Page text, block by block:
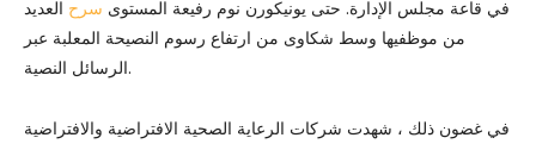
في قاعة مجلس الإدارة. حتى يونيكورن نوم رفيعة المستوى سرح العديد
من موظفيها وسط شكاوى من ارتفاع رسوم النصيحة المعلبة عبر
الرسائل النصية.
في غضون ذلك ، شهدت شركات الرعاية الصحية الافتراضية والافتراضية